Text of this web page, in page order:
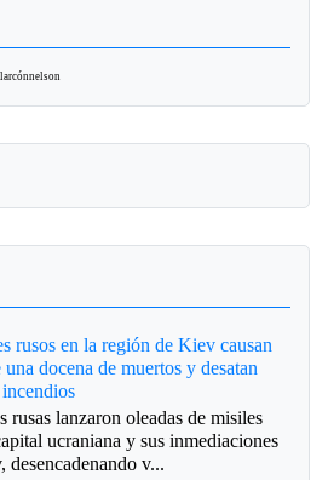
rusos en la región de Kiev causan
una docena de muertos y desatan
rusas lanzaron oleadas de misiles
ucraniana y sus inmediaciones
v...